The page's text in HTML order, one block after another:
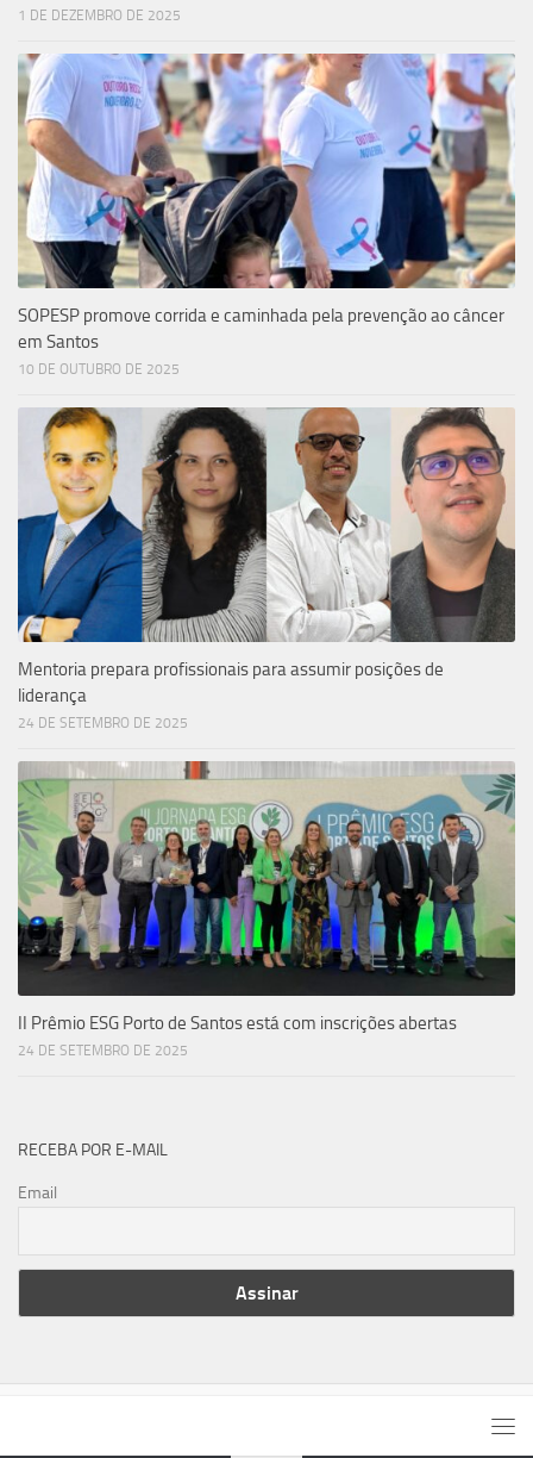
1 DE DEZEMBRO DE 2025
SOPESP promove corrida e caminhada pela prevenção ao câncer
em Santos
10 DE OUTUBRO DE 2025
Mentoria prepara profissionais para assumir posições de
liderança
24 DE SETEMBRO DE 2025
II Prêmio ESG Porto de Santos está com inscrições abertas
24 DE SETEMBRO DE 2025
RECEBA POR E-MAIL
Email